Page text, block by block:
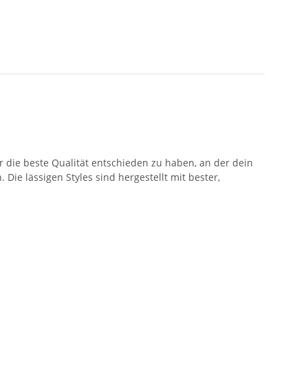
beste Qualität entschieden zu haben, an der dein
lässigen Styles sind hergestellt mit bester,